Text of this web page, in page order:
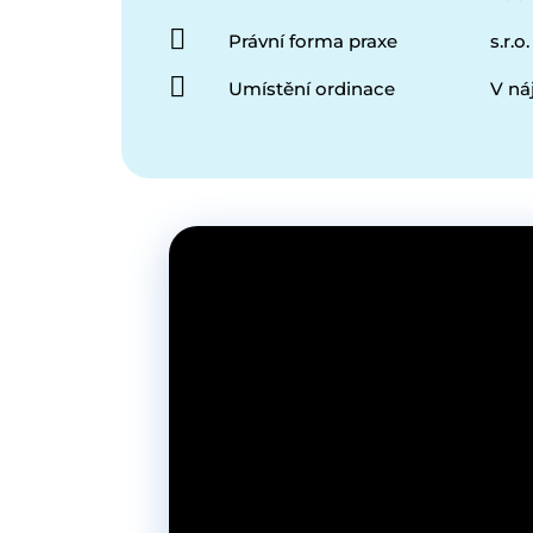
Právní forma praxe s.r.o.
Umístění ordinace V